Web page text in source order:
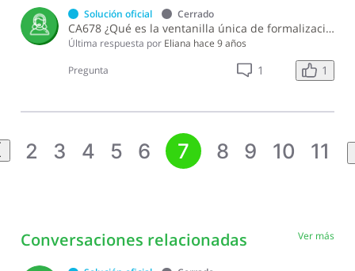
Solución oficial Cerrado
CA678 ¿Qué es la ventanilla única de formalización?
Última respuesta por Eliana hace 9 años
Pregunta 1 1
2 3 4 5 6 7 8 9 10 11
Conversaciones relacionadas Ver más